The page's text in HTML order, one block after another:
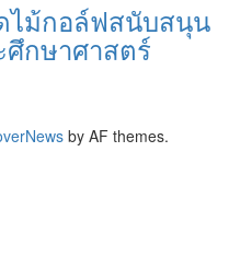
ม้กอล์ฟสนับสนุน
กษาศาสตร์
by AF themes.